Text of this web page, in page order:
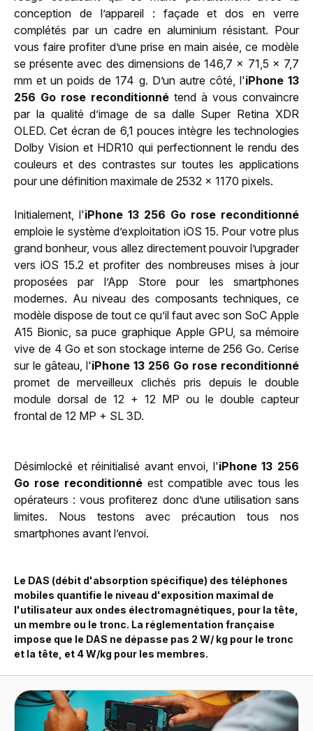
conception de l’appareil : façade et dos en verre
complétés par un cadre en aluminium résistant. Pour
vous faire profiter d’une prise en main aisée, ce modèle
se présente avec des dimensions de 146,7 x 71,5 x 7,7
mm et un poids de 174 g. D’un autre côté, l'iPhone 13
256 Go rose reconditionné tend à vous convaincre
par la qualité d’image de sa dalle Super Retina XDR
OLED. Cet écran de 6,1 pouces intègre les technologies
Dolby Vision et HDR10 qui perfectionnent le rendu des
couleurs et des contrastes sur toutes les applications
pour une définition maximale de 2532 x 1170 pixels.
Initialement, l'iPhone 13 256 Go rose reconditionné
emploie le système d’exploitation iOS 15. Pour votre plus
grand bonheur, vous allez directement pouvoir l’upgrader
vers iOS 15.2 et profiter des nombreuses mises à jour
proposées par l’App Store pour les smartphones
modernes. Au niveau des composants techniques, ce
modèle dispose de tout ce qu’il faut avec son SoC Apple
A15 Bionic, sa puce graphique Apple GPU, sa mémoire
vive de 4 Go et son stockage interne de 256 Go. Cerise
sur le gâteau, l'iPhone 13 256 Go rose reconditionné
promet de merveilleux clichés pris depuis le double
module dorsal de 12 + 12 MP ou le double capteur
frontal de 12 MP + SL 3D.
Désimlocké et réinitialisé avant envoi, l'iPhone 13 256
Go rose reconditionné est compatible avec tous les
opérateurs : vous profiterez donc d’une utilisation sans
limites. Nous testons avec précaution tous nos
smartphones avant l’envoi.
Le DAS (débit d'absorption spécifique) des téléphones
mobiles quantifie le niveau d'exposition maximal de
l'utilisateur aux ondes électromagnétiques, pour la tête,
un membre ou le tronc. La réglementation française
impose que le DAS ne dépasse pas 2 W/ kg pour le tronc
et la tête, et 4 W/kg pour les membres.